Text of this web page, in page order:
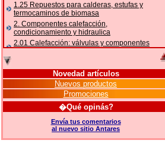
1.25 Repuestos para calderas, estufas y
termocaminos de biomasa
2. Componentes calefacción,
condicionamiento y hidraulica
2.01 Calefacción: válvulas y componentes
accesorios
2.10 Termorregulación instalaciones
2.15 Acondicionamiento: válvulas y
componentes relacionados y complementarios
2.16 Gas: componentes para tubería,
relacionados y complementarios
2.17 Gasóleo: componentes para tubería,
relacionados y complementarios
Novedad artículos
Nuevos productos
Promociones
�Qué opinás?
Envía tus comentarios
al nuevo sitio Antares